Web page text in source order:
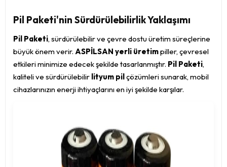
Pil Paketi'nin Sürdürülebilirlik Yaklaşımı
Pil Paketi, sürdürülebilir ve çevre dostu üretim süreçlerine
büyük önem verir. ASPİLSAN yerli üretimpiller, çevresel
etkileri minimize edecek şekilde tasarlanmıştır. Pil Paketi,
kaliteli ve sürdürülebilir lityum pilçözümleri sunarak, mobil
cihazlarınızın enerji ihtiyaçlarını en iyi şekilde karşılar.